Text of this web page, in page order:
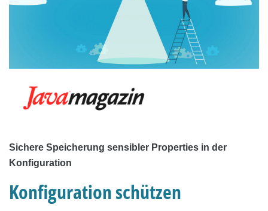
Sichere Speicherung sensibler Properties in der
Konfiguration
Konfiguration schützen